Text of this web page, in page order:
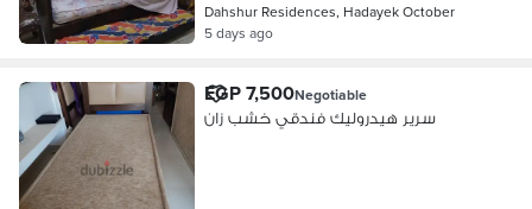
Dahshur Residences, Hadayek October
5 days ago
EGP 7,500Negotiable
سرير هيدروليك فندقي خشب زان